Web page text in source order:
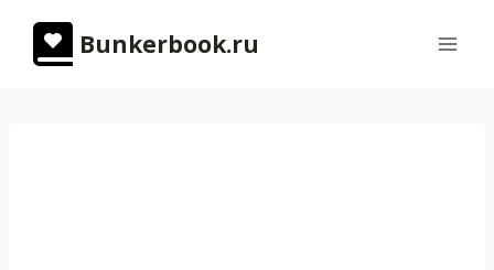
содержимому
Bunkerbook.ru